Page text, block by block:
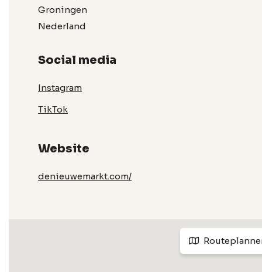
Groningen
Nederland
Social media
Instagram
TikTok
Website
denieuwemarkt.com/